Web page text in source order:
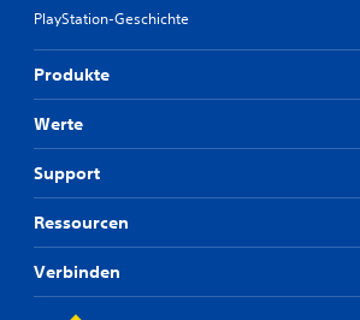
PlayStation-Geschichte
Produkte
Werte
Support
Ressourcen
Verbinden